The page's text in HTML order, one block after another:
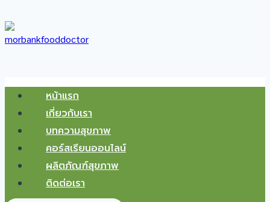
to
content
หน้าแรก
เกี่ยวกับเรา
บทความสุขภาพ
คอร์สเรียนออนไลน์
ผลิตภัณฑ์สุขภาพ
ติดต่อเรา